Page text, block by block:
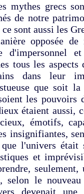
mythes grecs
de notre
sont aussi les
opposée de
d'impersonnel
tous les aspects
dans leur
que soit
les pouvoirs
étaient aussi,
émotifs,
insignifiantes,
l'univers était
et
selon le
devenait